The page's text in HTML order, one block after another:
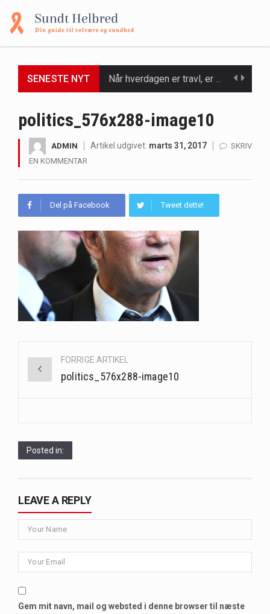
SENESTE NYT
Massagestole er ikke længere forbeholdt luksuriøse spaer og wellnesscentre - de er nu tilgængelige til…
politics_576x288-image10
ADMIN Artikel udgivet: marts 31, 2017
SKRIV
EN KOMMENTAR
Del på Facebook Tweet dette!
navigationFORRIGE ARTIKEL
politics_576x288-image10
Posted in:
LEAVE A REPLY
Gem mit navn, mail og websted i denne browser til næste